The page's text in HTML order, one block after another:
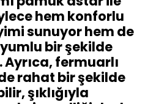
hem konforlu
sunuyor hem de
bir şekilde
fermuarlı
rahat bir şekilde
şıklığıyla